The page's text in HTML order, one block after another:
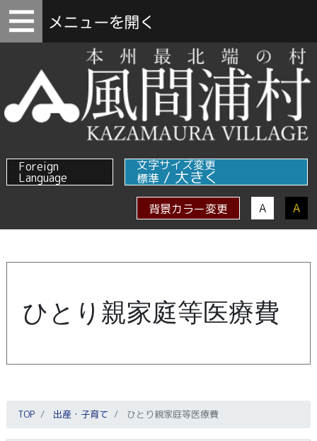
Foreign
Language
文字サイズ変更
標準 / 大きく
背景カラー変更 A A
ひとり親家庭等医療費
TOP 出産・子育て ひとり親家庭等医療費